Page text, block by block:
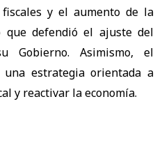
y el aumento de la
que defendió el ajuste del
Gobierno. Asimismo, el
una estrategia orientada a
y reactivar la economía.